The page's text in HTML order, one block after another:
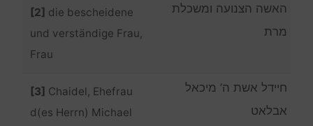
[2] die bescheidene
und verständige Frau,
Frau
האשה הצנועה ומשכלת
מרת
[3] Chaidel, Ehefrau
d(es Herrn) Michael
חיידל אשת ה’ מיכאל
אבלאט